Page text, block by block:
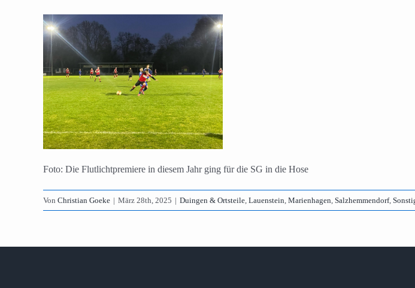
Foto: Die Flutlichtpremiere in diesem Jahr ging für die SG in die Hose
Von Christian Goeke | März 28th, 2025 | Duingen & Ortsteile, Lauenstein, Marienhagen, Salzhemmendorf,